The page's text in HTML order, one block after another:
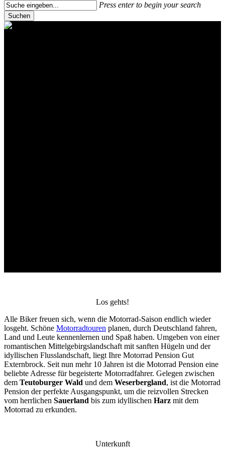
Press enter to begin your search
Suchen
Close
Los gehts!
Alle Biker freuen sich, wenn die Motorrad-Saison endlich wieder
losgeht. Schöne Motorradtouren planen, durch Deutschland fahren,
Land und Leute kennenlernen und Spaß haben. Umgeben von einer
romantischen Mittelgebirgslandschaft mit sanften Hügeln und der
idyllischen Flusslandschaft, liegt Ihre Motorrad Pension Gut
Externbrock. Seit nun mehr 10 Jahren ist die Motorrad Pension eine
beliebte Adresse für begeisterte Motorradfahrer. Gelegen zwischen
dem Teutoburger Wald und dem Weserbergland, ist die Motorrad
Pension der perfekte Ausgangspunkt, um die reizvollen Strecken
vom herrlichen Sauerland bis zum idyllischen Harz mit dem
Motorrad zu erkunden.
Unterkunft